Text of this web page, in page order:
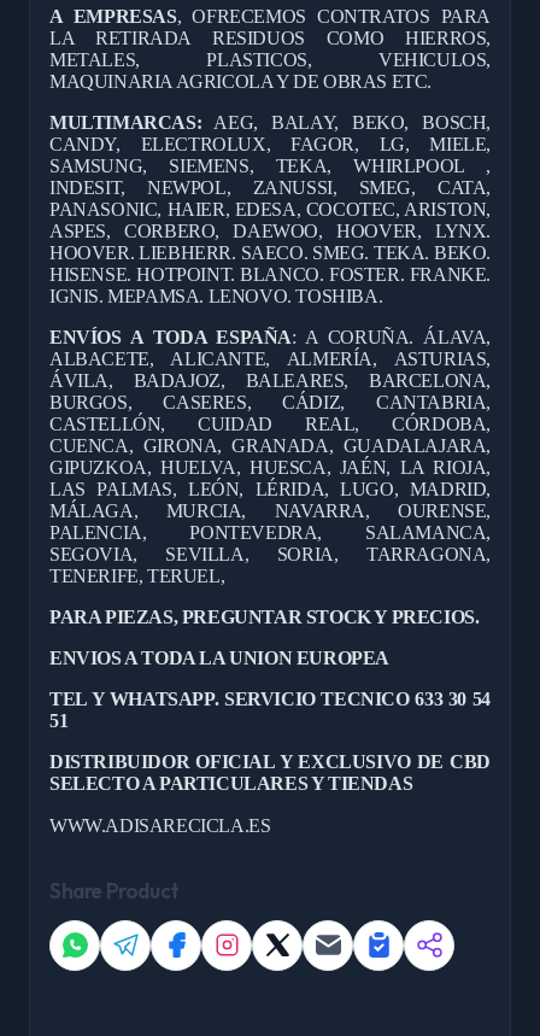
A EMPRESAS, OFRECEMOS CONTRATOS PARA
LA RETIRADA RESIDUOS COMO HIERROS,
METALES, PLASTICOS, VEHICULOS,
MAQUINARIA AGRICOLA Y DE OBRAS ETC.
MULTIMARCAS: AEG, BALAY, BEKO, BOSCH,
CANDY, ELECTROLUX, FAGOR, LG, MIELE,
SAMSUNG, SIEMENS, TEKA, WHIRLPOOL ,
INDESIT, NEWPOL, ZANUSSI, SMEG, CATA,
PANASONIC, HAIER, EDESA, COCOTEC, ARISTON,
ASPES, CORBERO, DAEWOO, HOOVER, LYNX.
HOOVER. LIEBHERR. SAECO. SMEG. TEKA. BEKO.
HISENSE. HOTPOINT. BLANCO. FOSTER. FRANKE.
IGNIS. MEPAMSA. LENOVO. TOSHIBA.
ENVÍOS A TODA ESPAÑA: A CORUÑA. ÁLAVA,
ALBACETE, ALICANTE, ALMERÍA, ASTURIAS,
ÁVILA, BADAJOZ, BALEARES, BARCELONA,
BURGOS, CASERES, CÁDIZ, CANTABRIA,
CASTELLÓN, CUIDAD REAL, CÓRDOBA,
CUENCA, GIRONA, GRANADA, GUADALAJARA,
GIPUZKOA, HUELVA, HUESCA, JAÉN, LA RIOJA,
LAS PALMAS, LEÓN, LÉRIDA, LUGO, MADRID,
MÁLAGA, MURCIA, NAVARRA, OURENSE,
PALENCIA, PONTEVEDRA, SALAMANCA,
SEGOVIA, SEVILLA, SORIA, TARRAGONA,
TENERIFE, TERUEL,
PARA PIEZAS, PREGUNTAR STOCK Y PRECIOS.
ENVIOS A TODA LA UNION EUROPEA
TEL Y WHATSAPP. SERVICIO TECNICO 633 30 54
51
DISTRIBUIDOR OFICIAL Y EXCLUSIVO DE CBD
SELECTO A PARTICULARES Y TIENDAS
WWW.ADISARECICLA.ES
Share Product